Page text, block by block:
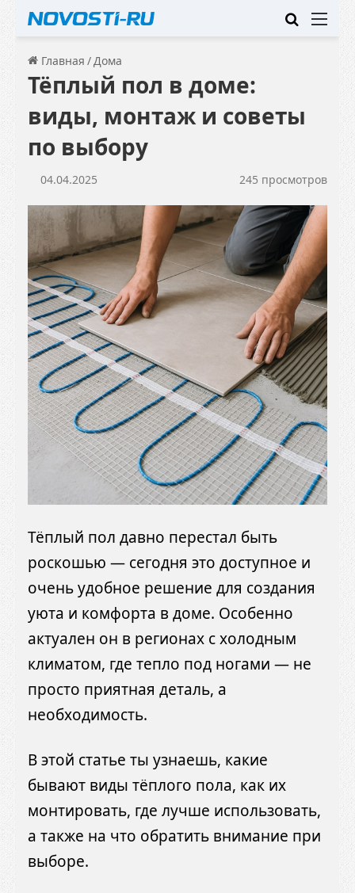
Искать
Главная /Дома
Тёплый пол в доме:
виды, монтаж и советы
по выбору
04.04.2025 245 просмотров
Тёплый пол давно перестал быть
роскошью — сегодня это доступное и
очень удобное решение для создания
уюта и комфорта в доме. Особенно
актуален он в регионах с холодным
климатом, где тепло под ногами — не
просто приятная деталь, а
необходимость.
В этой статье ты узнаешь, какие
бывают виды тёплого пола, как их
монтировать, где лучше использовать,
а также на что обратить внимание при
выборе.